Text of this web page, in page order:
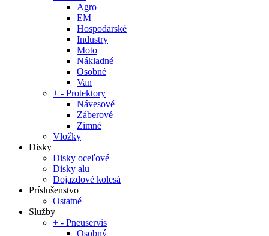
Agro
EM
Hospodarské
Industry
Moto
Nákladné
Osobné
Van
+ - Protektory
Návesové
Záberové
Zimné
Vložky
Disky
Disky oceľové
Disky alu
Dojazdové kolesá
Príslušenstvo
Ostatné
Služby
+ - Pneuservis
Osobný